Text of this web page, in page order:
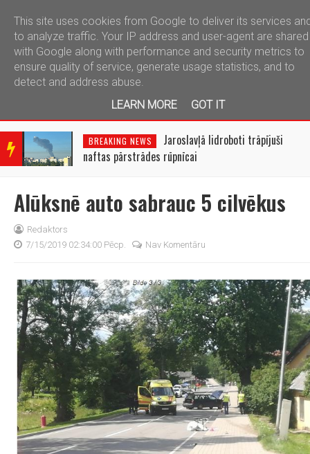
telegram
BRE
AKIN
NEW
BREAKING NEWS
Jaroslavļā lidroboti trāpījuši
naftas pārstrādes rūpnīcai
Alūksnē auto sabrauc 5 cilvēkus
Redaktors
7/15/2019 02:34:00 Pēcp.
Nav Komentāru
This site uses cookies from Google to deliver its services
to analyze traffic. Your IP address and user-agent are shared
with Google along with performance and security metrics to
ensure quality of service, generate usage statistics, and to
detect and address abuse.
LEARN MORE
GOT IT